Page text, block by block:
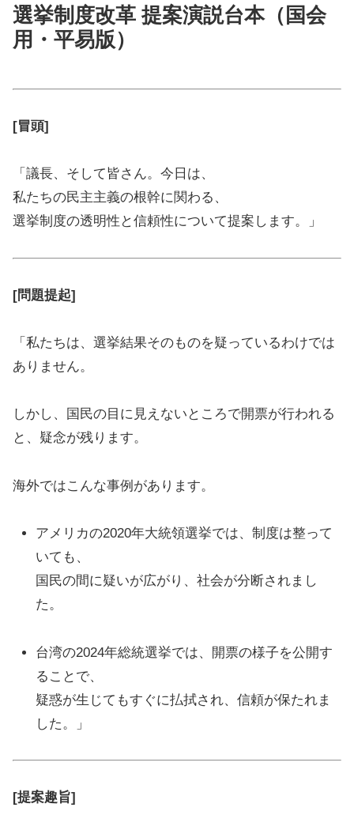
選挙制度改革 提案演説台本（国会
用・平易版）
[冒頭]
「議長、そして皆さん。今日は、
私たちの民主主義の根幹に関わる、
選挙制度の透明性と信頼性について提案します。」
[問題提起]
「私たちは、選挙結果そのものを疑っているわけでは
ありません。
しかし、国民の目に見えないところで開票が行われる
と、疑念が残ります。
海外ではこんな事例があります。
アメリカの2020年大統領選挙では、制度は整って
いても、
国民の間に疑いが広がり、社会が分断されまし
た。
台湾の2024年総統選挙では、開票の様子を公開す
ることで、
疑惑が生じてもすぐに払拭され、信頼が保たれま
した。」
[提案趣旨]